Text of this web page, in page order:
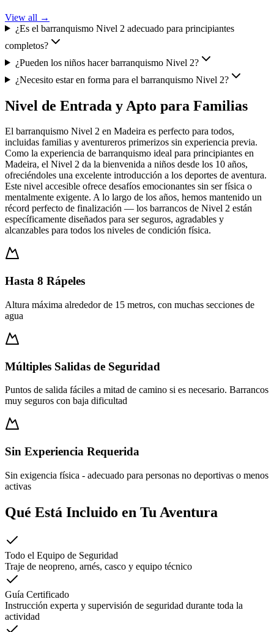
View all →
¿Es el barranquismo Nivel 2 adecuado para principiantes
completos?
¿Pueden los niños hacer barranquismo Nivel 2?
¿Necesito estar en forma para el barranquismo Nivel 2?
Nivel de Entrada y Apto para Familias
El barranquismo Nivel 2 en Madeira es perfecto para todos,
incluidas familias y aventureros primerizos sin experiencia previa.
Como la experiencia de barranquismo ideal para principiantes en
Madeira, el Nivel 2 da la bienvenida a niños desde los 10 años,
ofreciéndoles una excelente introducción a los deportes de aventura.
Este nivel accesible ofrece desafíos emocionantes sin ser física o
mentalmente exigente. A lo largo de los años, hemos mantenido un
récord perfecto de finalización — los barrancos de Nivel 2 están
específicamente diseñados para ser seguros, agradables y
alcanzables para todos los niveles de condición física.
Hasta 8 Rápeles
Altura máxima alrededor de 15 metros, con muchas secciones de
agua
Múltiples Salidas de Seguridad
Puntos de salida fáciles a mitad de camino si es necesario. Barrancos
muy seguros con baja dificultad
Sin Experiencia Requerida
Sin exigencia física - adecuado para personas no deportivas o menos
activas
Qué Está Incluido en Tu Aventura
Todo el Equipo de Seguridad
Traje de neopreno, arnés, casco y equipo técnico
Guía Certificado
Instrucción experta y supervisión de seguridad durante toda la
actividad